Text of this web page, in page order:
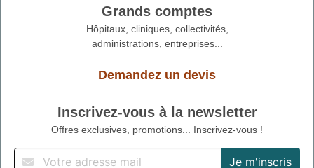
Grands comptes
Hôpitaux, cliniques, collectivités,
administrations, entreprises...
Demandez un devis
Inscrivez-vous à la newsletter
Offres exclusives, promotions... Inscrivez-vous !